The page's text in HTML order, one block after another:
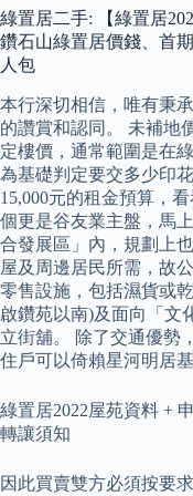
綠置居二手: 【綠置居
鑽石山綠置居價錢、首
人包
本行深切相信，唯有秉
的讚賞和認同。 未補地
定樓價，通常範圍是在
為基礎判定要交多少印
15,000元的租金預算，
個更是谷友業主盤，馬
合發展區」內，規劃上
屋及周邊居民所需，故
零售設施，包括濕貨或
啟鑽苑以南)及面向「文
立街舖。 除了交通優勢
住戶可以倚賴星河明居
綠置居2022屋苑資料 +
轉讓須知
因此買賣雙方必須按要